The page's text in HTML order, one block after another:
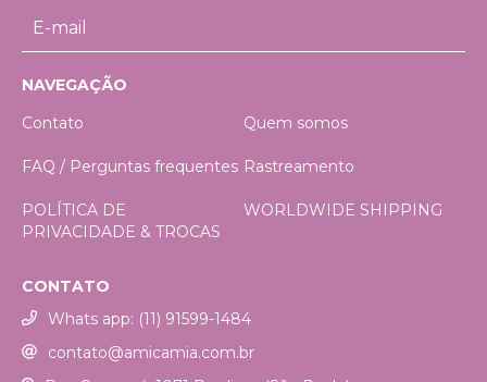
NAVEGAÇÃO
Contato
Quem somos
FAQ / Perguntas frequentes Rastreamento
POLÍTICA DE
PRIVACIDADE & TROCAS
WORLDWIDE SHIPPING
CONTATO
Whats app: (11) 91599-1484
contato@amicamia.com.br